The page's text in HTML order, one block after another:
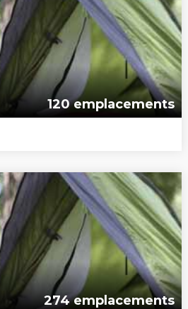
120 emplacements
274 emplacements